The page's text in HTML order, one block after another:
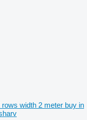
width 2 meter buy in